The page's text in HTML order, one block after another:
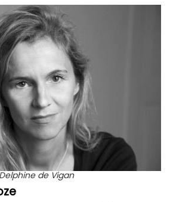
de Vigan